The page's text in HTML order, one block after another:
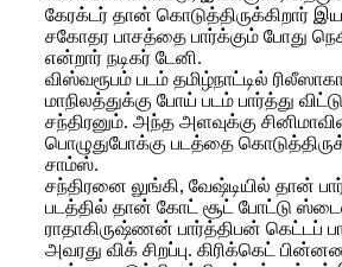
கேரக்டர் தான் கொடுத்திருக்கிறார்
சகோதர பாசத்தை பார்க்கும் போது
என்றார் நடிகர் டேனி.
விஸ்வரூபம் படம் தமிழ்நாட்டில்
மாநிலத்துக்கு போய் படம் பார்த்து
சந்திரனும். அந்த அளவுக்கு
பொழுதுபோக்கு படத்தை
சாம்ஸ்.
சந்திரனை லுங்கி, வேஷ்டியில் தான்
படத்தில் தான் கோட் சூட் போட்டு
ராதாகிருஷ்ணன் பார்த்திபன் கெட்டப்
அவரது விக் சிறப்பு. கிரிக்கெட்